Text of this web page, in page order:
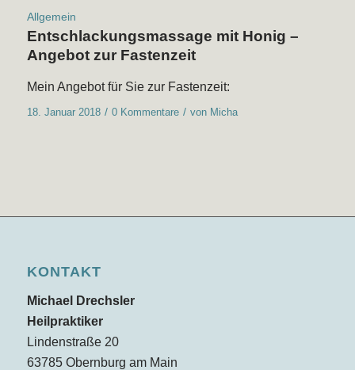
Allgemein
Entschlackungsmassage mit Honig –
Angebot zur Fastenzeit
Mein Angebot für Sie zur Fastenzeit:
18. Januar 2018 / 0 Kommentare / von Micha
KONTAKT
Michael Drechsler
Heilpraktiker
Lindenstraße 20
63785 Obernburg am Main